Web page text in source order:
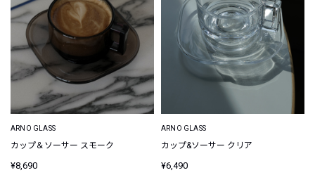
ARNO GLASS
カップ＆ソーサー スモーク
¥8,690
ARNO GLASS
カップ&ソーサー クリア
¥6,490